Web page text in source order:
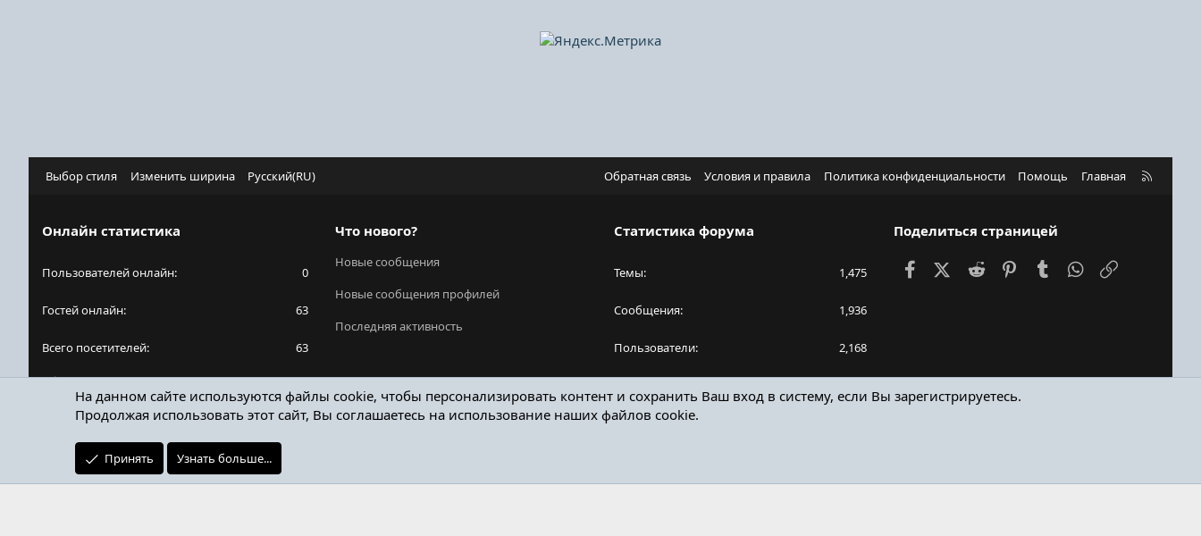
Выбор стиля Изменить ширина Русский(RU) Обратная связь Условия и правила Политика конфиденциальности Помощь Главная
R
Онлайн статистика
Пользователей онлайн 0
Гостей онлайн 63
Всего посетителей 63
Общее количество посетителей может включать
в себя скрытых пользователей.
Что нового?
Новые сообщения
Новые сообщения профилей
Последняя активность
Статистика форума
Темы 1,475
Сообщения 1,936
Пользователи 2,168
Поделиться страницей
FacebookX (Twitter)
Reddit PinterestTumblr WhatsApp
На данном сайте используются файлы cookie, чтобы персонализировать контент и сохранить Ваш вход в систему, если Вы зарегистрируетесь.
Продолжая использовать этот сайт, Вы соглашаетесь на использование наших файлов cookie.
Принять Узнать больше...